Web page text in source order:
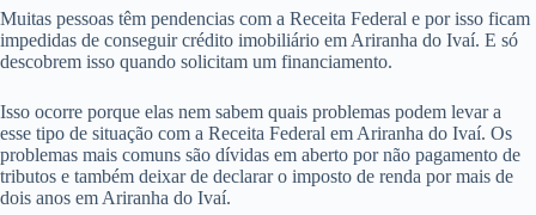
Muitas pessoas têm pendencias com a Receita Federal e por isso ficam
impedidas de conseguir crédito imobiliário em Ariranha do Ivaí. E só
descobrem isso quando solicitam um financiamento.
Isso ocorre porque elas nem sabem quais problemas podem levar a
esse tipo de situação com a Receita Federal em Ariranha do Ivaí. Os
problemas mais comuns são dívidas em aberto por não pagamento de
tributos e também deixar de declarar o imposto de renda por mais de
dois anos em Ariranha do Ivaí.